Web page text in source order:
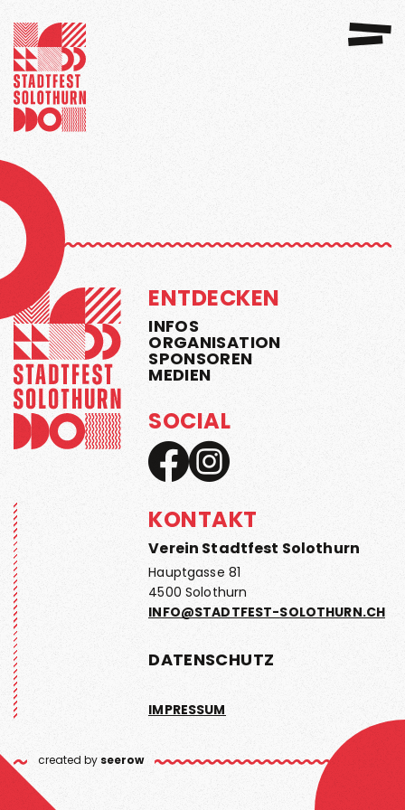
ENTDECKEN
INFOS
ORGANISATION
SPONSOREN
MEDIEN
SOCIAL
KONTAKT
Verein Stadtfest Solothurn
Hauptgasse 81
4500 Solothurn
INFO@STADTFEST-SOLOTHURN.CH
DATENSCHUTZ
IMPRESSUM
created by seerow